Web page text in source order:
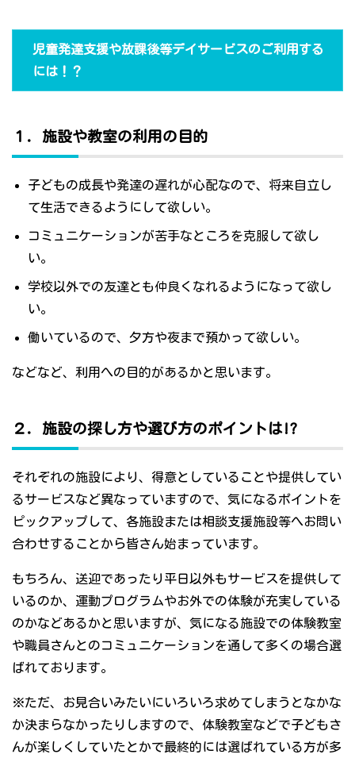
児童発達支援や放課後等デイサービスのご利用する
には！？
１．施設や教室の利用の目的
子どもの成長や発達の遅れが心配なので、将来自立し
て生活できるようにして欲しい。
コミュニケーションが苦手なところを克服して欲し
い。
学校以外での友達とも仲良くなれるようになって欲し
い。
働いているので、夕方や夜まで預かって欲しい。
などなど、利用への目的があるかと思います。
２．施設の探し方や選び方のポイントは!?
それぞれの施設により、得意としていることや提供してい
るサービスなど異なっていますので、気になるポイントを
ピックアップして、各施設または相談支援施設等へお問い
合わせすることから皆さん始まっています。
もちろん、送迎であったり平日以外もサービスを提供して
いるのか、運動プログラムやお外での体験が充実している
のかなどあるかと思いますが、気になる施設での体験教室
や職員さんとのコミュニケーションを通して多くの場合選
ばれております。
※ただ、お見合いみたいにいろいろ求めてしまうとなかな
か決まらなかったりしますので、体験教室などで子どもさ
んが楽しくしていたとかで最終的には選ばれている方が多